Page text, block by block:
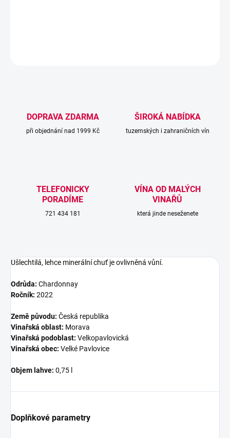
DOPRAVA ZDARMA
při objednání nad 1999 Kč
ŠIROKÁ NABÍDKA
tuzemských i zahraničních vín
TELEFONICKY
PORADÍME
721 434 181
VÍNA OD MALÝCH
VINAŘŮ
která jinde neseženete
Ušlechtilá, lehce minerální chuť je ovlivněná vůní.
Odrůda: Chardonnay
Ročník: 2022
Země původu: Česká republika
Vinařská oblast: Morava
Vinařská podoblast: Velkopavlovická
Vinařská obec: Velké Pavlovice
Objem lahve: 0,75 l
Doplňkové parametry